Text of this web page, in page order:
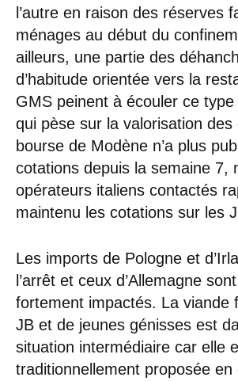
l’autre en raison des réserves
ménages au début du
ailleurs, une partie des
d’habitude orientée vers la
GMS peinent à écouler ce
qui pèse sur la valorisation
bourse de Modène n’a plus
cotations depuis la semaine 7,
opérateurs italiens contactés
maintenu les cotations sur les
Les imports de Pologne et
l’arrêt et ceux d’Allemagne
fortement impactés. La viande
JB et de jeunes génisses est
situation intermédiaire car elle
traditionnellement proposée en